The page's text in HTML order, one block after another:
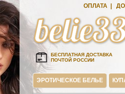
ОПЛАТА
БЕСПЛАТНАЯ ДОСТАВКА
ПОЧТОЙ РОССИИ
ЭРОТИЧЕСКОЕ БЕЛЬЕ